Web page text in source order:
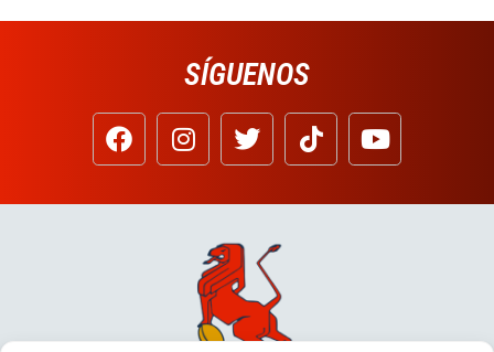
SÍGUENOS